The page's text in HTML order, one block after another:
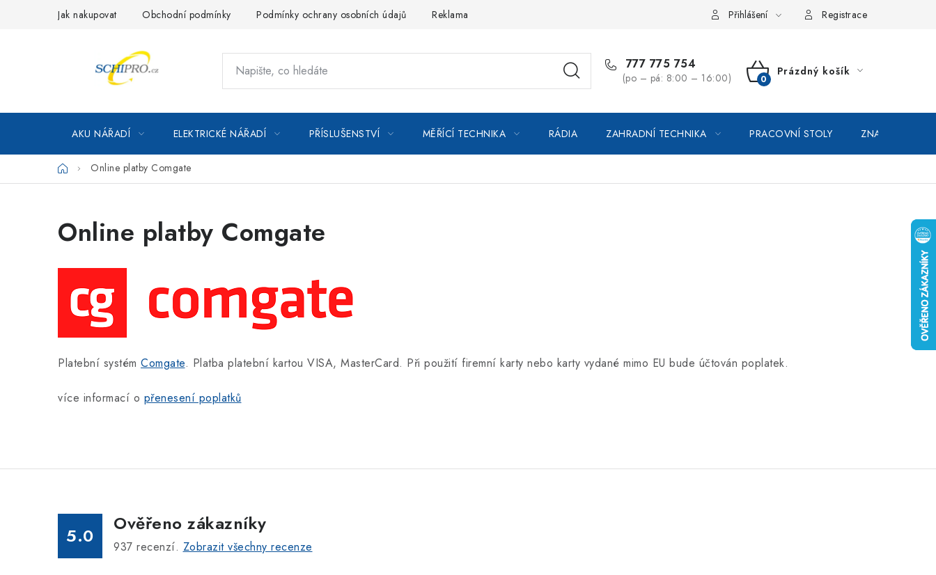
Jak nakupovat Obchodní podmínky Podmínky ochrany osobních údajů Reklamace Moje objednávka / odstoupení od smlouvy Online platby Comgate
Přihlášení Registrace
777 775 754
(po – pá: 8:00 – 16:00)
NÁKUPNÍ
Prázdný košík
AKU NÁŘADÍ ELEKTRICKÉ NÁŘADÍ PŘÍSLUŠENSTVÍ MĚŘÍCÍ TECHNIKA RÁDIA ZAHRADNÍ TECHNIKA PRACOVNÍ STOLY ZNAČKOVACÍ
DomůOnline platby Comgate
Online platby Comgate
Platební systém Comgate. Platba platební kartou VISA, MasterCard. Při použití firemní karty nebo karty vydané mimo EU bude účtován poplatek.
více informací o přenesení poplatků
5.0
Ověřeno zákazníky
937 recenzí. Zobrazit všechny recenze